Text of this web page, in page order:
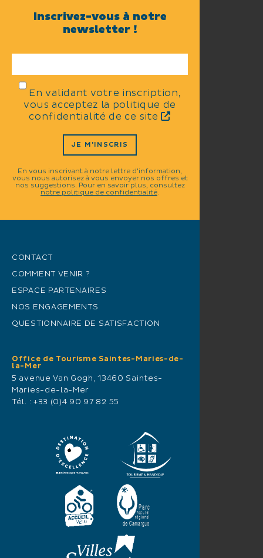
Inscrivez-vous à notre
newsletter !
En validant votre inscription,
vous acceptez la politique de
confidentialité de ce site
JE M'INSCRIS
En vous inscrivant à notre lettre d'information,
vous nous autorisez à vous envoyer nos offres et
nos suggestions. Pour en savoir plus, consultez
notre politique de confidentialité.
CONTACT
COMMENT VENIR ?
ESPACE PARTENAIRES
NOS ENGAGEMENTS
QUESTIONNAIRE DE SATISFACTION
Office de Tourisme Saintes-Maries-de-
la-Mer
5 avenue Van Gogh, 13460 Saintes-
Maries-de-la-Mer
Tél. : +33 (0)4 90 97 82 55